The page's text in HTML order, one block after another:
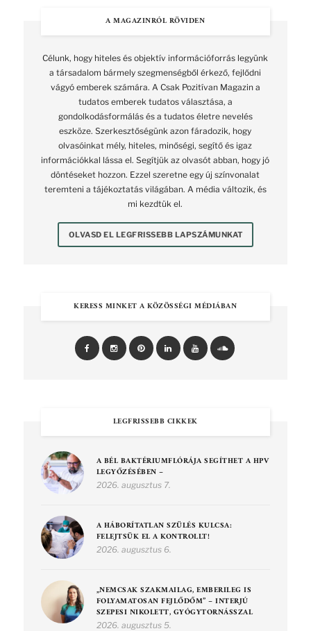
A MAGAZINRÓL RÖVIDEN
Célunk, hogy hiteles és objektív információforrás legyünk
a társadalom bármely szegmenségből érkező, fejlődni
vágyó emberek számára. A Csak Pozitívan Magazin a
tudatos emberek tudatos választása, a
gondolkodásformálás és a tudatos életre nevelés
eszköze. Szerkesztőségünk azon fáradozik, hogy
olvasóinkat mély, hiteles, minőségi, segítő és igaz
információkkal lássa el. Segítjük az olvasót abban, hogy jó
döntéseket hozzon. Ezzel szeretne egy új színvonalat
teremteni a tájékoztatás világában. A média változik, és
mi kezdtük el.
OLVASD EL LEGFRISSEBB LAPSZÁMUNKAT
KERESS MINKET A KÖZÖSSÉGI MÉDIÁBAN
LEGFRISSEBB CIKKEK
A BÉL BAKTÉRIUMFLÓRÁJA SEGÍTHET A HPV
LEGYŐZÉSÉBEN –
2026. augusztus 7.
A HÁBORÍTATLAN SZÜLÉS KULCSA:
FELEJTSÜK EL A KONTROLLT!
2026. augusztus 6.
„NEMCSAK SZAKMAILAG, EMBERILEG IS
FOLYAMATOSAN FEJLŐDŐM” – INTERJÚ
SZEPESI NIKOLETT, GYÓGYTORNÁSSZAL
2026. augusztus 5.